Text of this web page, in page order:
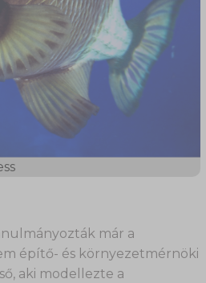
már a
építő- és környezetmérnöki
aki modellezte a